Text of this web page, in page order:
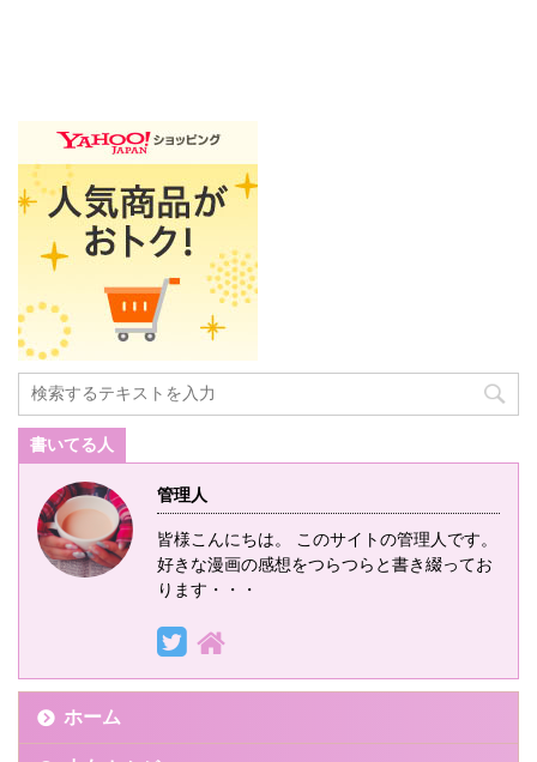
書いてる人
管理人
皆様こんにちは。 このサイトの管理人です。
好きな漫画の感想をつらつらと書き綴ってお
ります・・・
ホーム